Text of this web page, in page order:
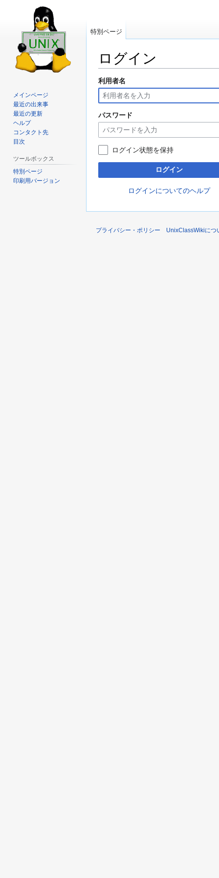
ログイン
ナ
ビ
ゲ
ー
シ
ョ
ン
に
動
検
索
に
移
動
利用者名
パスワード
ログイン状態を保持
ログイン
ログインについてのヘルプ
特別ページ
メインページ
最近の出来事
最近の更新
ヘルプ
コンタクト先
目次
ツールボックス
特別ページ
印刷用バージョン
プライバシー・ポリシー UnixClassWikiにつ